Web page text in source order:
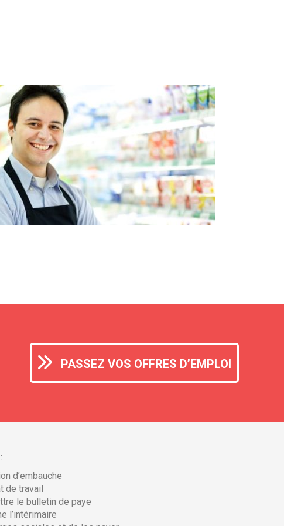
PASSEZ VOS OFFRES D’EMPLOI
d’embauche
de travail
le bulletin de paye
l’intérimaire